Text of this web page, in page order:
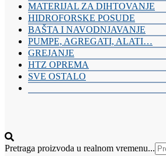
industriju.
MATERIJAL ZA DIHTOVANJE
HIDROFORSKE POSUDE
BAŠTA I NAVODNJAVANJE
PUMPE, AGREGATI, ALATI…
GREJANJE
HTZ OPREMA
SVE OSTALO
Pretraga proizvoda u realnom vremenu...